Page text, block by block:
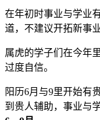
在年初时事业与学业
道，不建议开拓新事
属虎的学子们在今年
过度自信。
阳历6月与9里开始有
到贵人辅助，事业与